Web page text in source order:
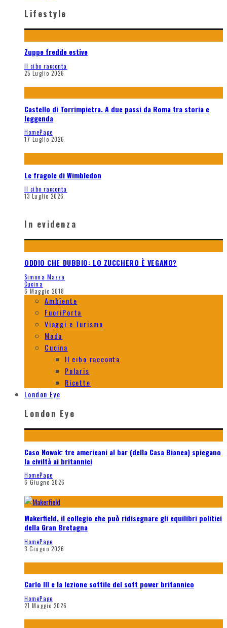
Lifestyle
Zuppe fredde estive
Il cibo racconta
25 Luglio 2026
Castello di Torrimpietra. A due passi da Roma tra storia e
leggenda
HomePage
17 Luglio 2026
Le fragole di Wimbledon
Il cibo racconta
13 Luglio 2026
In evidenza
ODDIO CHE DUBBIO: LO ZUCCHERO È VEGANO?
Simona Mazza
Cucina
6 Maggio 2018
Ambiente
FuoriPorta
Viaggi e Turismo
Moda
Cucina
Il cibo racconta
Polaris
Ricette
London Eye
London Eye
Caso Nowak: tre americani al bar (della Casa Bianca) spiegano
la civiltà ai britannici
HomePage
6 Giugno 2026
Makerfield, il collegio che può ridisegnare gli equilibri politici
della Gran Bretagna
HomePage
3 Giugno 2026
Carlo III e la lezione sottile del soft power britannico
HomePage
21 Maggio 2026